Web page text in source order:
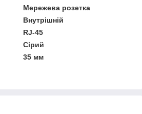
Мережева розетка
Внутрішній
RJ-45
Сірий
35 мм